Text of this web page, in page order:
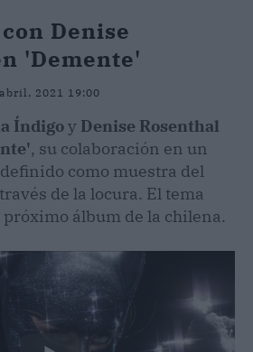
Denise
'Demente'
2021 19:00
Índigoy Denise Rosenthal
, su colaboración en un
como muestra del
de la locura. El tema
álbum de la chilena.